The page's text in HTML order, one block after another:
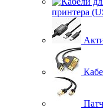
принтера